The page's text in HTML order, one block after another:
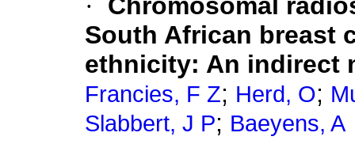
·
Chromosomal
South African breast
ethnicity: An indirect
Francies, F Z; Herd, O;
Slabbert, J P; Baeyens, A